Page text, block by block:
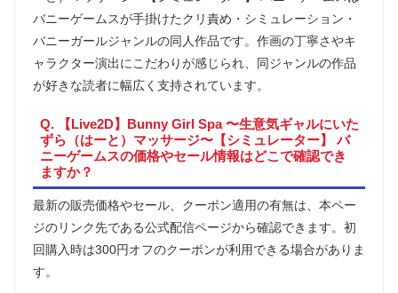
バニーゲームスが手掛けたクリ責め・シミュレーション・
バニーガールジャンルの同人作品です。作画の丁寧さやキ
ャラクター演出にこだわりが感じられ、同ジャンルの作品
が好きな読者に幅広く支持されています。
Q. 【Live2D】Bunny Girl Spa 〜生意気ギャルにいた
ずら（はーと）マッサージ〜【シミュレーター】 バ
ニーゲームスの価格やセール情報はどこで確認でき
ますか？
最新の販売価格やセール、クーポン適用の有無は、本ペー
ジのリンク先である公式配信ページから確認できます。初
回購入時は300円オフのクーポンが利用できる場合がありま
す。